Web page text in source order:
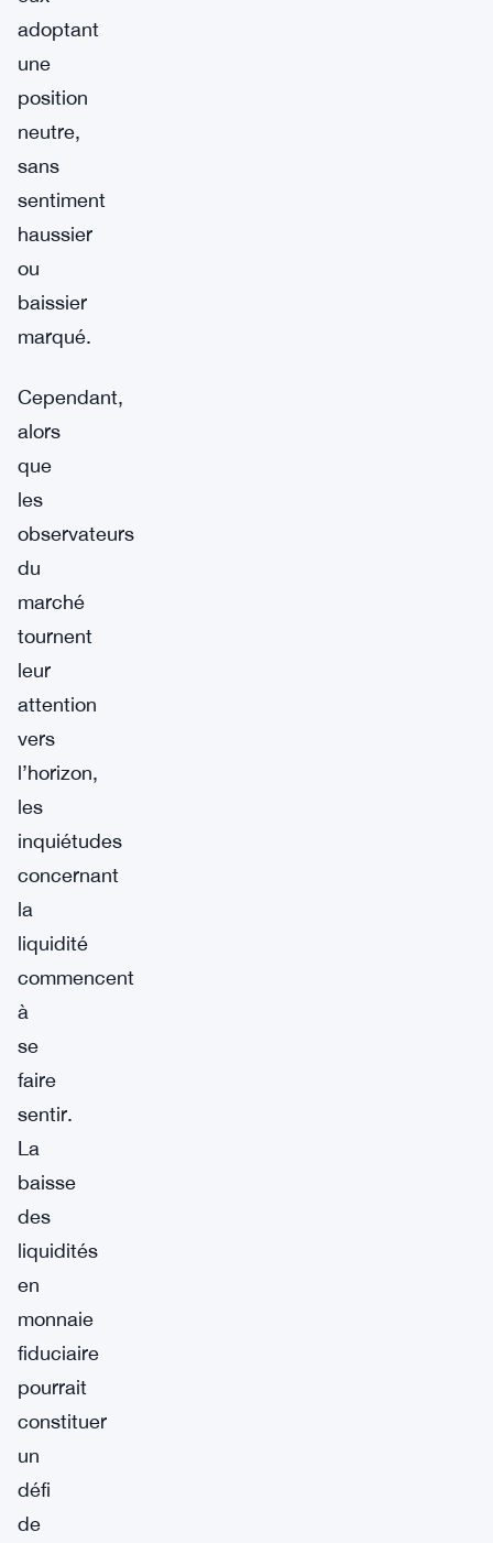
adoptant
une
position
neutre,
sans
sentiment
haussier
ou
baissier
marqué.
Cependant,
alors
que
les
observateurs
du
marché
tournent
leur
attention
vers
l’horizon,
les
inquiétudes
concernant
la
liquidité
commencent
à
se
faire
sentir.
La
baisse
des
liquidités
en
monnaie
fiduciaire
pourrait
constituer
un
défi
de